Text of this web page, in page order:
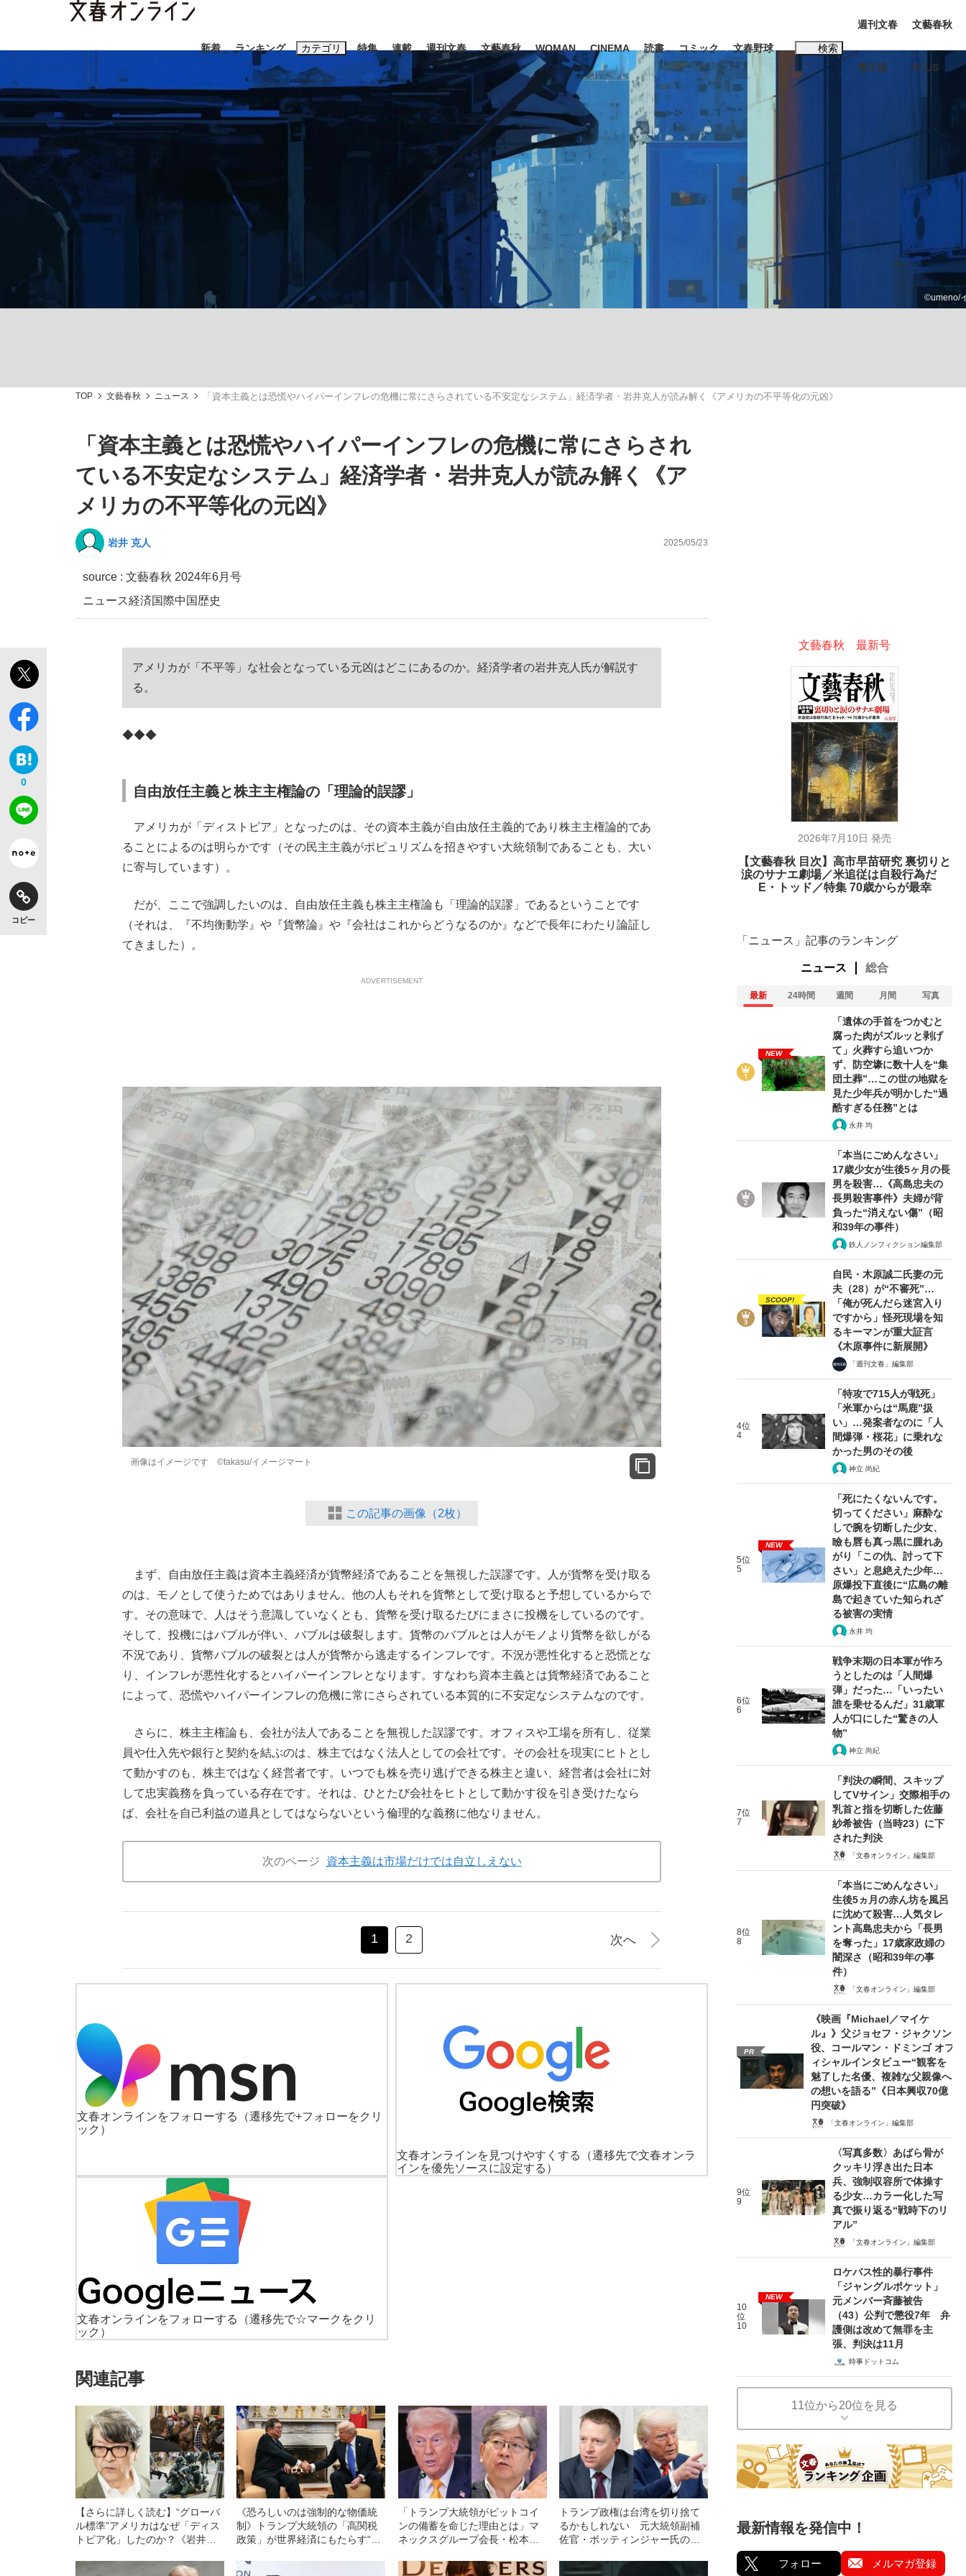
新着 ランキング カテゴリ
ニュース エンタメ ライフ ビジネス インタビュー
「90%は失敗する。でも…」本田圭佑が初めて明かした日本代表監督に... 「最悪の空気のまま解散」WBC日本代表“敗戦”の真実 選手が明かす...
「敗因分析は一切聞かれなかった」侍ジャパン選手が証言した“NPB聞... 「クマが悪者扱いされているのが悲しい」『北の国から』倉本聰氏（91...
もっと見る
特集
観る将棋、読む将棋
キングの誕生を、目撃せよ。
連載 週刊文春 文藝春秋 WOMAN CINEMA 読書 コミック 文春野球 検索
キーワード入力
おすすめのキーワードタグ一覧
#後藤真希 #森岡毅 #内田有紀
週刊文春
電子版
文藝春秋
PLUS
TOP 文藝春秋 ニュース 「資本主義とは恐慌やハイパーインフレの危機に常にさらされている不安定なシステム」経済学者・岩井克人が読み解く《アメリカの不平等化の元凶》
「資本主義とは恐慌やハイパーインフレの危機に常にさらされ
ている不安定なシステム」経済学者・岩井克人が読み解く《ア
メリカの不平等化の元凶》
岩井 克人 2025/05/23
source : 文藝春秋 2024年6月号
ニュース経済国際中国 歴史
0
コピー
アメリカが「不平等」な社会となっている元凶はどこにあるのか。経済学者の岩井克人氏が解説す
る。
◆◆◆
自由放任主義と株主主権論の「理論的誤謬」
アメリカが「ディストピア」となったのは、その資本主義が自由放任主義的であり株主主権論的であ
ることによるのは明らかです（その民主主義がポピュリズムを招きやすい大統領制であることも、大い
に寄与しています）。
だが、ここで強調したいのは、自由放任主義も株主主権論も「理論的誤謬」であるということです
（それは、『不均衡動学』や『貨幣論』や『会社はこれからどうなるのか』などで長年にわたり論証し
てきました）。
ADVERTISEMENT
画像はイメージです ©takasu/イメージマート
この記事の画像（2枚）
まず、自由放任主義は資本主義経済が貨幣経済であることを無視した誤謬です。人が貨幣を受け取る
のは、モノとして使うためではありません。他の人もそれを貨幣として受け取ると予想しているからで
す。その意味で、人はそう意識していなくとも、貨幣を受け取るたびにまさに投機をしているのです。
そして、投機にはバブルが伴い、バブルは破裂します。貨幣のバブルとは人がモノより貨幣を欲しがる
不況であり、貨幣バブルの破裂とは人が貨幣から逃走するインフレです。不況が悪性化すると恐慌とな
り、インフレが悪性化するとハイパーインフレとなります。すなわち資本主義とは貨幣経済であること
によって、恐慌やハイパーインフレの危機に常にさらされている本質的に不安定なシステムなのです。
さらに、株主主権論も、会社が法人であることを無視した誤謬です。オフィスや工場を所有し、従業
員や仕入先や銀行と契約を結ぶのは、株主ではなく法人としての会社です。その会社を現実にヒトとし
て動かすのも、株主ではなく経営者です。いつでも株を売り逃げできる株主と違い、経営者は会社に対
して忠実義務を負っている存在です。それは、ひとたび会社をヒトとして動かす役を引き受けたなら
ば、会社を自己利益の道具としてはならないという倫理的な義務に他なりません。
次のページ 資本主義は市場だけでは自立しえない
1 2 次へ
文春オンラインをフォローする
（遷移先で+フォローをクリ
ック）
文春オンラインを見つけやすくする
（遷移先で文春オンラ
インを優先ソースに設定する）
文春オンラインをフォローする
（遷移先で☆マークをクリ
ック）
関連記事
【さらに詳しく読む】“グローバ
ル標準”アメリカはなぜ「ディス
トピア化」したのか？《岩井克
《恐ろしいのは強制的な物価統
制》トランプ大統領の「高関税
政策」が世界経済にもたらす“落
「トランプ大統領がビットコイ
ンの備蓄を命じた理由とは」マ
ネックスグループ会長・松本大
トランプ政権は台湾を切り捨て
るかもしれない 元大統領副補
佐官・ポッティンジャー氏の警
文藝春秋 最新号
2026年7月10日 発売
【文藝春秋 目次】高市早苗研究 裏切りと
涙のサナエ劇場／米追従は自殺行為だ
E・トッド／特集 70歳からが最幸
「ニュース」記事のランキング
ニュース 総合
最新 24時間 週間 月間 写真
NEW
「遺体の手首をつかむと
腐った肉がズルッと剥げ
て」火葬すら追いつか
ず、防空壕に数十人を“集
団土葬”…この世の地獄を
見た少年兵が明かした“過
酷すぎる任務”とは
永井 均
「本当にごめんなさい」
17歳少女が生後5ヶ月の長
男を殺害…《高島忠夫の
長男殺害事件》夫婦が背
負った“消えない傷”（昭
和39年の事件）
鉄人ノンフィクション編集部
SCOOP!
自民・木原誠二氏妻の元
夫（28）が“不審死”…
「俺が死んだら迷宮入り
ですから」怪死現場を知
るキーマンが重大証言
《木原事件に新展開》
「週刊文春」編集部
4位
4
「特攻で715人が戦死」
「米軍からは“馬鹿”扱
い」…発案者なのに「人
間爆弾・桜花」に乗れな
かった男のその後
神立 尚紀
5位
5
NEW
「死にたくないんです。
切ってください」麻酔な
しで腕を切断した少女、
瞼も唇も真っ黒に腫れあ
がり「この仇、討って下
さい」と息絶えた少年…
原爆投下直後に“広島の離
島で起きていた知られざ
る被害の実情
永井 均
6位
6
戦争末期の日本軍が作ろ
うとしたのは「人間爆
弾」だった…「いったい
誰を乗せるんだ」31歳軍
人が口にした“驚きの人
物”
神立 尚紀
7位
7
「判決の瞬間、スキップ
してVサイン」交際相手の
乳首と指を切断した佐藤
紗希被告（当時23）に下
された判決
「文春オンライン」編集部
8位
8
「本当にごめんなさい」
生後5ヵ月の赤ん坊を風呂
に沈めて殺害…人気タレ
ント高島忠夫から「長男
を奪った」17歳家政婦の
闇深さ（昭和39年の事
件）
「文春オンライン」編集部
PR
《映画『Michael／マイケ
ル』》父ジョセフ・ジャクソン
役、コールマン・ドミンゴ オフ
ィシャルインタビュー“観客を
魅了した名優、複雑な父親像へ
の想いを語る”《日本興収70億
円突破》
「文春オンライン」編集部
9位
9
〈写真多数〉あばら骨が
クッキリ浮き出た日本
兵、強制収容所で体操す
る少女…カラー化した写
真で振り返る“戦時下のリ
アル”
「文春オンライン」編集部
10
位
10
NEW
ロケバス性的暴行事件
「ジャングルポケット」
元メンバー斉藤被告
（43）公判で懲役7年 弁
護側は改めて無罪を主
張、判決は11月
時事ドットコム
11位から20位を見る
最新情報を発信中！
フォロー メルマガ登録